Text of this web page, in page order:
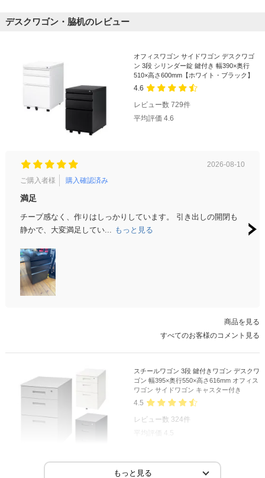
デスクワゴン・脇机のレビュー
オフィスワゴン サイドワゴン デスクワゴ
ン 3段 シリンダー錠 鍵付き 幅390×奥行
510×高さ600mm【ホワイト・ブラック】
4.6
レビュー数 729件
平均評価 4.6
2026-08-10
ご購入者様
購入確認済み
満足
チープ感なく、作りはしっかりしています。 引き出しの開閉も
静かで、大変満足してい... もっと見る
ク】
商品を見る
すべてのお客様のコメント見る
スチールワゴン 3段 鍵付きワゴン デスクワ
ゴン 幅395×奥行550×高さ616mm オフィス
ワゴン サイドワゴン キャスター付き
4.5
レビュー数 324件
平均評価
4.5